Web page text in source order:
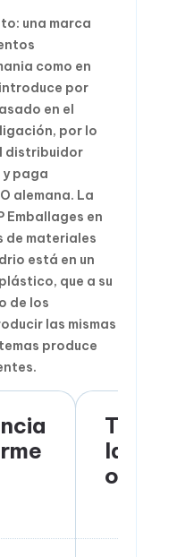
una marca
como en
por
en el
por lo
distribuidor
y paga
alemana. La
Emballages en
de materiales
está en un
que a su
de los
las mismas
produce
la